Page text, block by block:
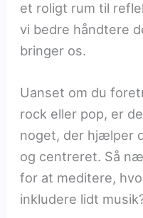
et roligt rum til
vi bedre håndtere
bringer os.
Uanset om du
rock eller pop, er
noget, der hjælper
og centreret. Så
for at meditere,
inkludere lidt